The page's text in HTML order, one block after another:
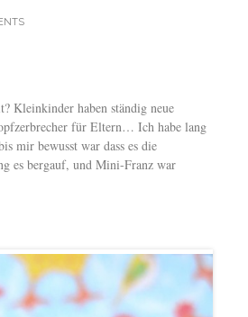
Kleinkinder haben ständig neue
für Eltern… Ich habe lang
mir bewusst war dass es die
es bergauf, und Mini-Franz war